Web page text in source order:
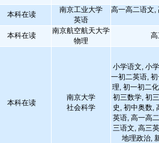
本科在读
南京工业大学
英语
高一高二语文,
本科在读
南京航空航天大学
物理
本科在读
南京大学
社会科学
小学语文, 小
一初二英语,
理, 初一初二
初三数学, 初
史, 初中奥数,
英语, 高一高
三语文, 高三
地理政治,